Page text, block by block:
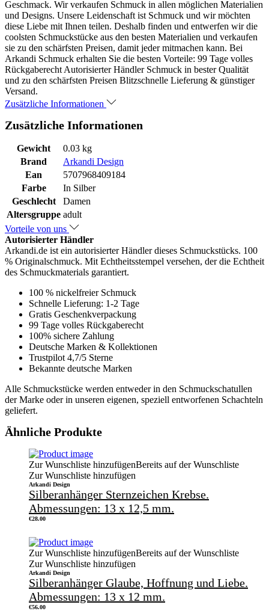
Geschmack. Wir verkaufen Schmuck in allen möglichen Materialien
und Designs. Unsere Leidenschaft ist Schmuck und wir möchten
diese Liebe mit Ihnen teilen. Deshalb finden und entwerfen wir die
coolsten Schmuckstücke aus den besten Materialien und verkaufen
sie zu den schärfsten Preisen, damit jeder mitmachen kann. Bei
Arkandi Schmuck erhalten Sie die besten Vorteile: 99 Tage volles
Rückgaberecht Autorisierter Händler Schmuck in bester Qualität
und zu den schärfsten Preisen Blitzschnelle Lieferung & günstiger
Versand.
Zusätzliche Informationen
Zusätzliche Informationen
Gewicht
0.03 kg
Brand
Arkandi Design
Ean
5707968409184
Farbe
In Silber
Geschlecht
Damen
Altersgruppe adult
Vorteile von uns
Autorisierter Händler
Arkandi.de ist ein autorisierter Händler dieses Schmuckstücks. 100
% Originalschmuck. Mit Echtheitsstempel versehen, der die Echtheit
des Schmuckmaterials garantiert.
100 % nickelfreier Schmuck
Schnelle Lieferung: 1-2 Tage
Gratis Geschenkverpackung
99 Tage volles Rückgaberecht
100% sichere Zahlung
Deutsche Marken & Kollektionen
Trustpilot 4,7/5 Sterne
Bekannte deutsche Marken
Alle Schmuckstücke werden entweder in den Schmuckschatullen
der Marke oder in unseren eigenen, speziell entworfenen Schachteln
geliefert.
Ähnliche Produkte
Zur Wunschliste hinzufügenBereits auf der Wunschliste
Zur Wunschliste hinzufügen
Arkandi Design
Silberanhänger Sternzeichen Krebse.
Abmessungen: 13 x 12,5 mm.
€28.00
Zur Wunschliste hinzufügenBereits auf der Wunschliste
Zur Wunschliste hinzufügen
Arkandi Design
Silberanhänger Glaube, Hoffnung und Liebe.
Abmessungen: 13 x 12 mm.
€56.00